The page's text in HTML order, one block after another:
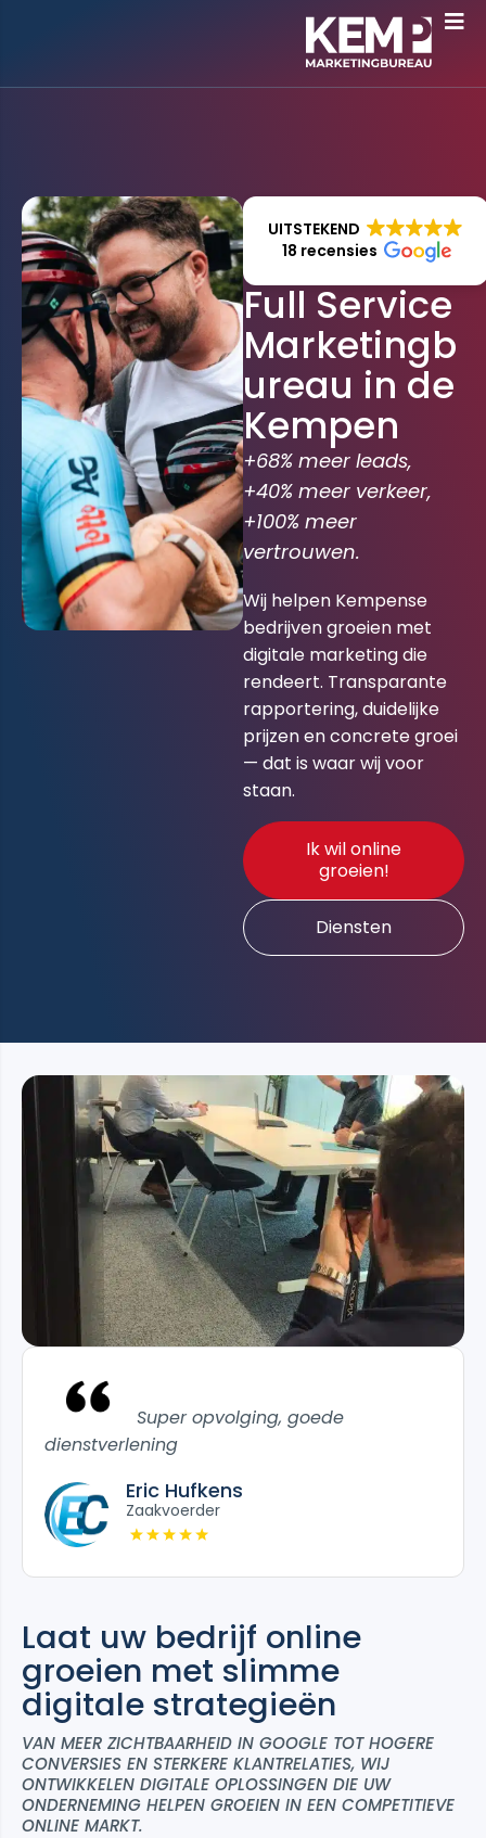
UITSTEKEND
18 recensies
Full Service
Marketingb
ureau in de
Kempen
+68% meer leads,
+40% meer verkeer,
+100% meer
vertrouwen.
Wij helpen Kempense
bedrijven groeien met
digitale marketing die
rendeert. Transparante
rapportering, duidelijke
prijzen en concrete groei
— dat is waar wij voor
staan.
Ik wil online
groeien!
Diensten
Super opvolging, goede
dienstverlening
Eric Hufkens
Zaakvoerder
Laat uw bedrijf online
groeien met slimme
digitale strategieën
VAN MEER ZICHTBAARHEID IN GOOGLE TOT HOGERE
CONVERSIES EN STERKERE KLANTRELATIES, WIJ
ONTWIKKELEN DIGITALE OPLOSSINGEN DIE UW
ONDERNEMING HELPEN GROEIEN IN EEN COMPETITIEVE
ONLINE MARKT.